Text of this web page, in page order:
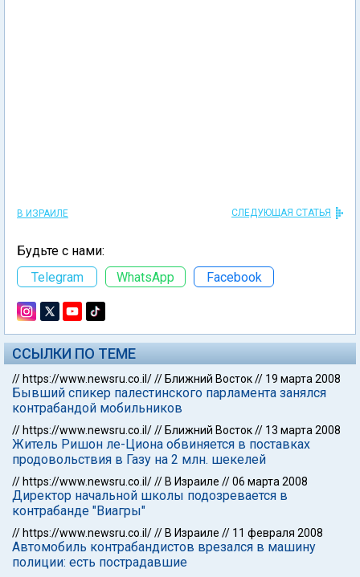
В ИЗРАИЛЕ СЛЕДУЮЩАЯ СТАТЬЯ
Будьте с нами:
Telegram
WhatsApp Facebook
ССЫЛКИ ПО ТЕМЕ
// https://www.newsru.co.il/// Ближний Восток// 19 марта 2008
Бывший спикер палестинского парламента занялся
контрабандой мобильников
// https://www.newsru.co.il/// Ближний Восток// 13 марта 2008
Житель Ришон ле-Циона обвиняется в поставках
продовольствия в Газу на 2 млн. шекелей
// https://www.newsru.co.il/// В Израиле //06 марта 2008
Директор начальной школы подозревается в
контрабанде "Виагры"
// https://www.newsru.co.il/// В Израиле // 11 февраля 2008
Автомобиль контрабандистов врезался в машину
полиции: есть пострадавшие